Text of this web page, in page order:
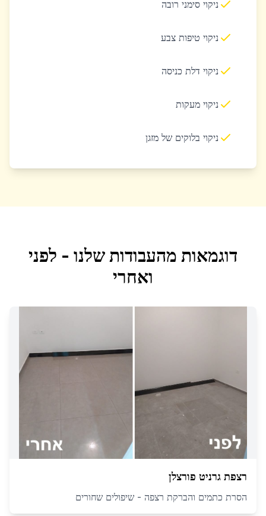
ניקוי סימני רובה
ניקוי טיפות צבע
ניקוי דלת כניסה
ניקוי מעקות
ניקוי בלוקים של מזגן
דוגמאות מהעבודות שלנו - לפני
ואחרי
רצפת גרניט פורצלן
הסרת כתמים והברקת רצפה - שיפולים שחורים